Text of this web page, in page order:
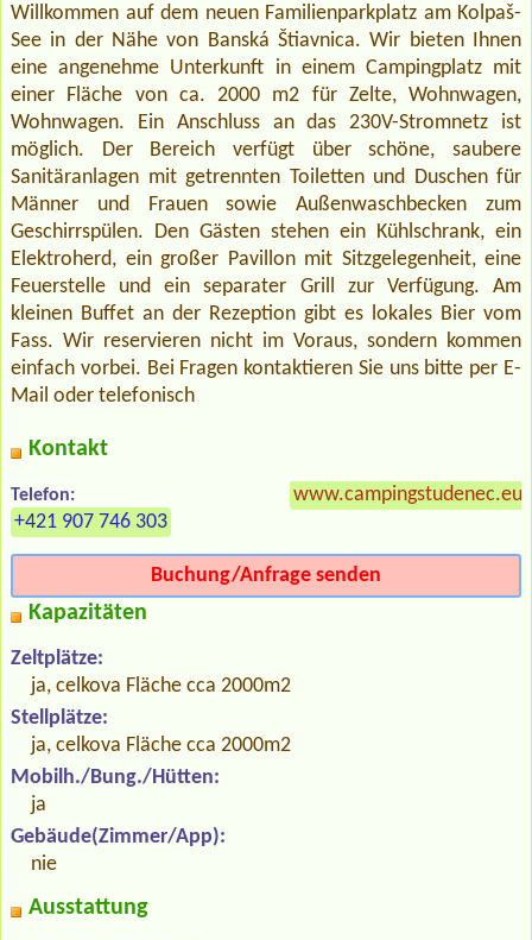
Willkommen auf dem neuen Familienparkplatz am Kolpaš-
See in der Nähe von Banská Štiavnica. Wir bieten Ihnen
eine angenehme Unterkunft in einem Campingplatz mit
einer Fläche von ca. 2000 m2 für Zelte, Wohnwagen,
Wohnwagen. Ein Anschluss an das 230V-Stromnetz ist
möglich. Der Bereich verfügt über schöne, saubere
Sanitäranlagen mit getrennten Toiletten und Duschen für
Männer und Frauen sowie Außenwaschbecken zum
Geschirrspülen. Den Gästen stehen ein Kühlschrank, ein
Elektroherd, ein großer Pavillon mit Sitzgelegenheit, eine
Feuerstelle und ein separater Grill zur Verfügung. Am
kleinen Buffet an der Rezeption gibt es lokales Bier vom
Fass. Wir reservieren nicht im Voraus, sondern kommen
einfach vorbei. Bei Fragen kontaktieren Sie uns bitte per E-
Mail oder telefonisch
Kontakt
Telefon:
+421 907 746 303
www.campingstudenec.eu
Buchung/Anfrage senden
Kapazitäten
Zeltplätze:
ja, celkova Fläche cca 2000m2
Stellplätze:
ja, celkova Fläche cca 2000m2
Mobilh./Bung./Hütten:
ja
Gebäude(Zimmer/App):
nie
Ausstattung